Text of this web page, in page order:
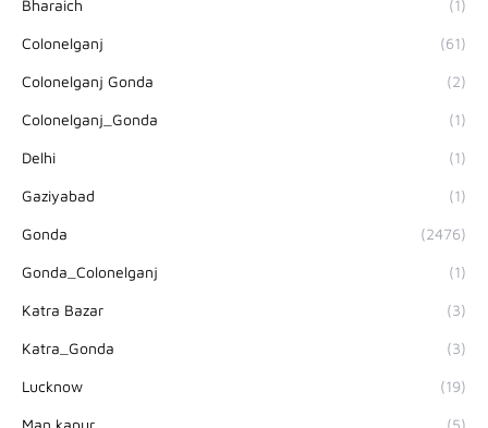
Bharaich (1)
Colonelganj (61)
Colonelganj Gonda (2)
Colonelganj_Gonda (1)
Delhi (1)
Gaziyabad (1)
Gonda (2476)
Gonda_Colonelganj (1)
Katra Bazar (3)
Katra_Gonda (3)
Lucknow (19)
Man kapur (5)